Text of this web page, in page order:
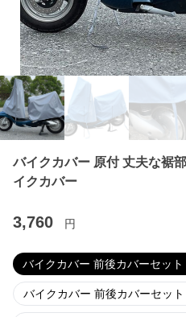
バイクカバー 原付 丈夫な裾
イクカバー
3,760 円
バイクカバー 前後カバーセッ
バイクカバー 前後カバーセッ